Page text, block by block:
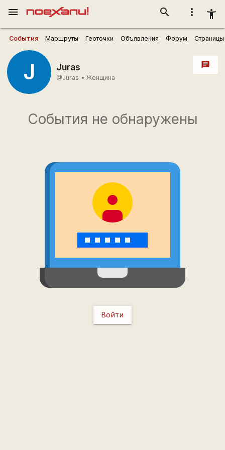
more_vert accessibility_new
search
menu
События Маршруты Геоточки Объявления Форум Страницы
J Juras
@Juras • Женщина
chat
События не обнаружены
Войти